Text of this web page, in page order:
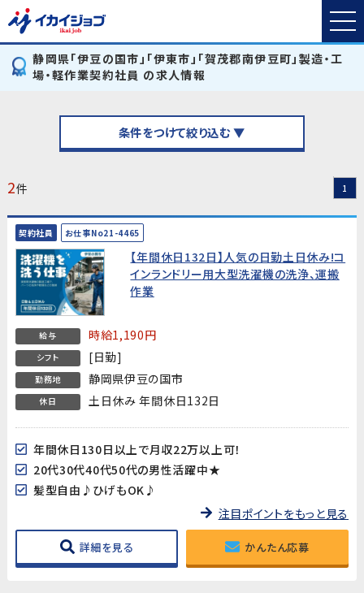
静岡県「伊豆の国市」「伊東市」「賀茂郡南伊豆町」製造・工
場・軽作業契約社員 の求人情報
条件をつけて絞り込む ▼
2件 1
契約社員 お仕事No21-4465
【年間休日132日】人気の日勤土日休み!コ
インランドリー用大型洗濯機の洗浄、運搬
作業
給与 時給1,190円
シフト [日勤]
勤務地 静岡県伊豆の国市
休日 土日休み 年間休日132日
年間休日130日以上で月収22万以上可！
20代30代40代50代の男性活躍中★
髪型自由♪ひげもOK♪
注目ポイントをもっと見る
詳細を見る かんたん応募